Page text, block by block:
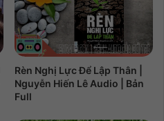
Rèn Nghị Lực Để Lập Thân |
Nguyễn Hiến Lê Audio | Bản
Full